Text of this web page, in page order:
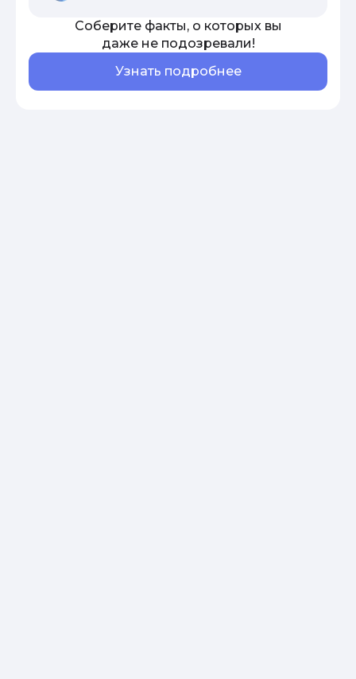
Соберите факты, о которых вы
даже не подозревали!
Узнать подробнее